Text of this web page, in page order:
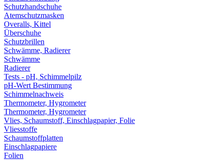
Schutzhandschuhe
Atemschutzmasken
Overalls, Kittel
Überschuhe
Schutzbrillen
Schwämme, Radierer
Schwämme
Radierer
Tests - pH, Schimmelpilz
pH-Wert Bestimmung
Schimmelnachweis
Thermometer, Hygrometer
Thermometer, Hygrometer
Vlies, Schaumstoff, Einschlagpapier, Folie
Vliesstoffe
Schaumstoffplatten
Einschlagpapiere
Folien